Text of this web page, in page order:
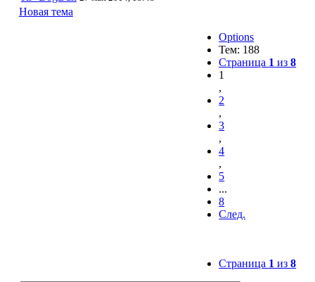
Новая тема
Options
Тем: 188
Страница 1 из8
1
,
2
,
3
,
4
,
5
...
8
След.
Страница 1 из8